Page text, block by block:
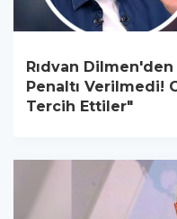
Rıdvan
Penaltı Verilmedi!
Tercih Ettiler"